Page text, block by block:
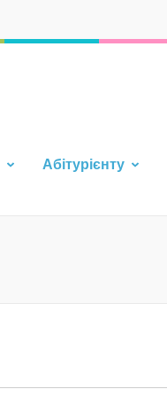
Абітурієнту